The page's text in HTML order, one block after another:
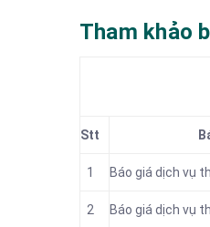
Tham khảo
Stt
1 Báo giá dịch vụ
2 Báo giá dịch vụ